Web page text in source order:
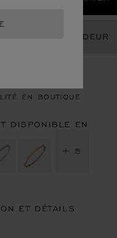
UN AMBASSADEUR
EN BOUTIQUE
DISPONIBLE EN
+ 5
ET DÉTAILS